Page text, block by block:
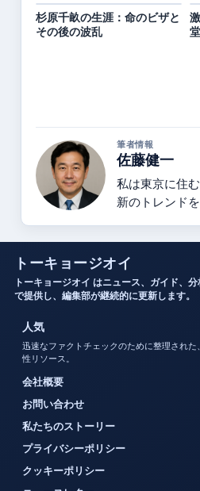
杉原千畝の生涯：命のビザと
その後の波乱
筆者情報
佐藤健一
私は東京に住
新のトレンド
トーキョージオイ
トーキョージオイ はニュース、ガイド、
で提供し、編集部が継続的に更新します。
人気
迅速なファクトチェックのために整理され
性リソース。
会社概要
お問い合わせ
私たちのストーリー
プライバシーポリシー
クッキーポリシー